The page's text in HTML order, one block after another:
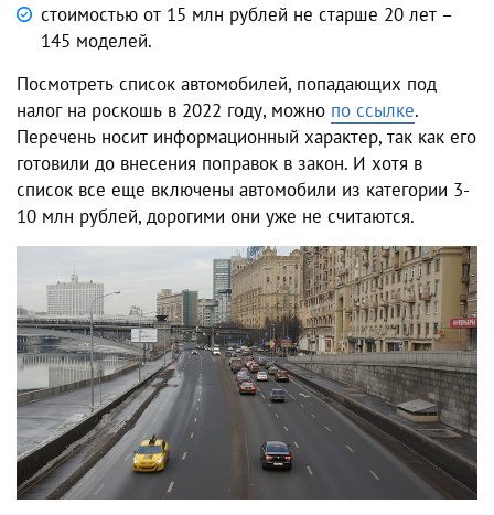
стоимостью от 15 млн рублей не старше 20 лет –
145 моделей.
Посмотреть список автомобилей, попадающих под
налог на роскошь в 2022 году, можно по ссылке.
Перечень носит информационный характер, так как его
готовили до внесения поправок в закон. И хотя в
список все еще включены автомобили из категории 3-
10 млн рублей, дорогими они уже не считаются.